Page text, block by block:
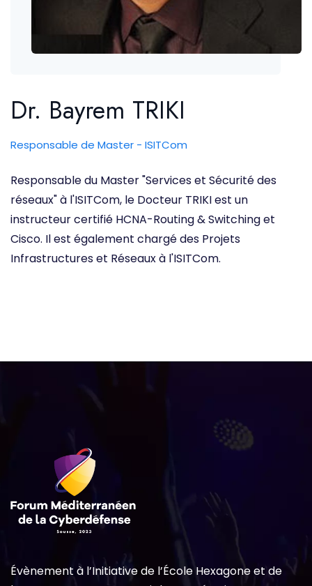
Dr. Bayrem TRIKI
Responsable de Master - ISITCom
Responsable du Master "Services et Sécurité des
réseaux" à l'ISITCom, le Docteur TRIKI est un
instructeur certifié HCNA-Routing & Switching et
Cisco. Il est également chargé des Projets
Infrastructures et Réseaux à l'ISITCom.
Évènement à l’Initiative de l’École Hexagone et de